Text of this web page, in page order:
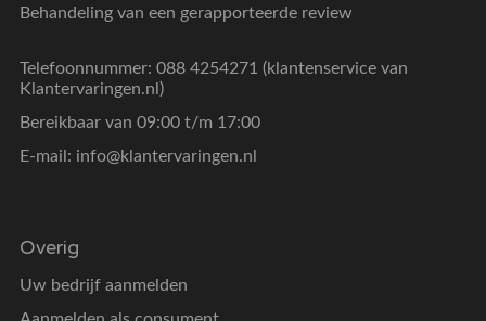
Behandeling van een gerapporteerde review
Telefoonnummer: 088 4254271 (klantenservice van
Klantervaringen.nl)
Bereikbaar van 09:00 t/m 17:00
E-mail: info@klantervaringen.nl
Overig
Uw bedrijf aanmelden